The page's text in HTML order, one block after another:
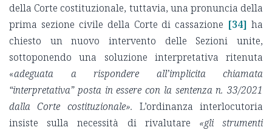
della Corte costituzionale, tuttavia, una pronuncia della
prima sezione civile della Corte di cassazione [34] ha
chiesto un nuovo intervento delle Sezioni unite,
sottoponendo una soluzione interpretativa ritenuta
«adeguata a rispondere all’implicita chiamata
“interpretativa” posta in essere con la sentenza n. 33/2021
dalla Corte costituzionale». L’ordinanza interlocutoria
insiste sulla necessità di rivalutare «gli strumenti